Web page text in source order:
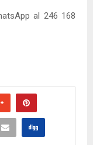
al 246 168